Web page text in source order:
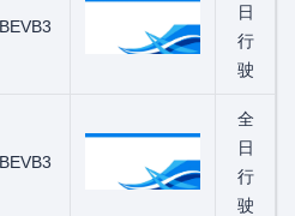
日
行
驶
全
日
行
驶